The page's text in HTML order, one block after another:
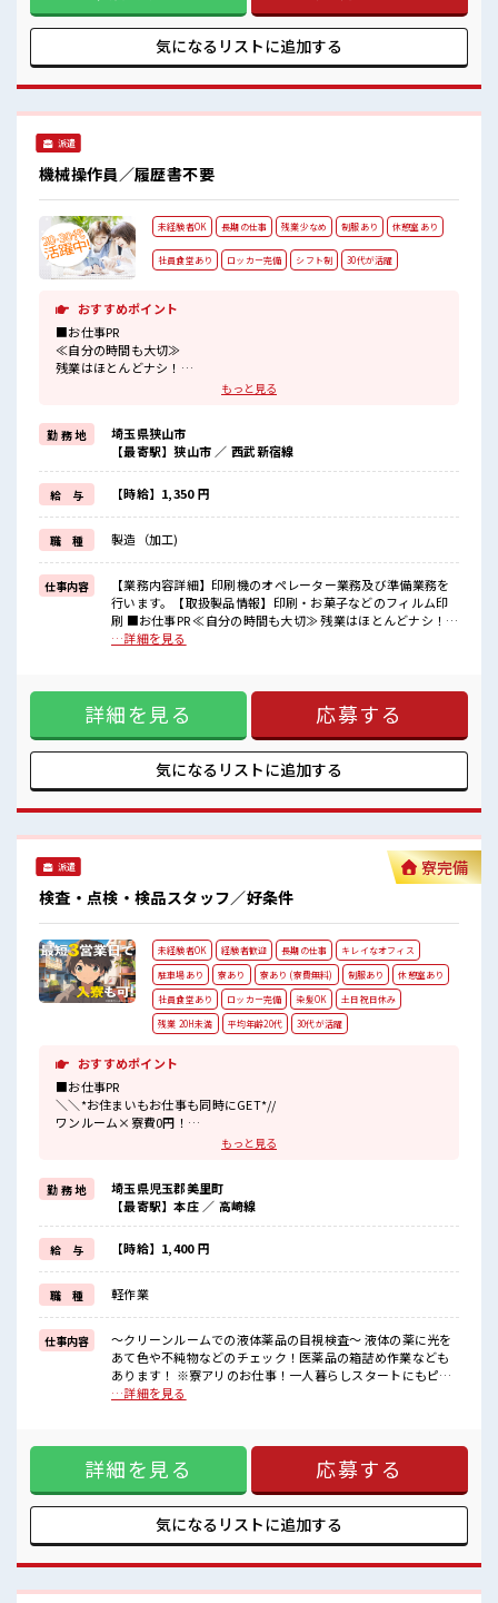
#ryo
実☆ GW・お盆・年末年始の休暇もキチンとあります◎ 《無
期雇用派遣*》 ◎当社と期間制限のない雇用契約を結んだ上で
派遣先で働けます◎ ■職場の雰囲気 《幅広い年代の方が活躍
出し！ 分からないことも聞きやすい環境なので、 未経験の方
も安心してスタートできます！ 休憩室・ロッカー・更衣室完
気になるリストに追加する
派遣
機械操作員／履歴書不要
未経験者OK 長期の仕事 残業少なめ 制服あり 休憩室あり
社員食堂あり ロッカー完備 シフト制 30代が活躍
おすすめポイント
■お仕事PR
≪自分の時間も大切≫
残業はほとんどナシ！
場合によってはお願いすることもあります♪
≪未経験の方も大カンゲイ≫
新しいことにチャレンジするのは不安だけど、
しっかり働く環境が整っています！
イチからスキルUP・ステップUP目指していきましょう！
≪自分に合った期間で働ける≫
福利厚生が整った派遣のお仕事です！
■職場の雰囲気
仕事の合間の息抜きは休憩室で♪
職場にはロッカー完備！
私物の置きすぎには注意が必要ですね★
残業はほとんどなし！
プライベートも謳歌できる☆
もっと見る
勤 務 地
埼玉県狭山市
【最寄駅】狭山市 ／ 西武新宿線
給 与 【時給】1,350 円
職 種 製造（加工)
仕事内容
【業務内容詳細】印刷機のオペレーター業務及び準備業務を
行います。【取扱製品情報】印刷・お菓子などのフィルム印
刷 ■お仕事PR ≪自分の時間も大切≫ 残業はほとんどナシ！
場合によってはお願いすることもあります♪ 制服があると毎
が整っています！ イチからスキルUP・ステップUP目指して
いきましょう！ ≪自分に合った期間で働ける≫ 福利厚生が整
った派遣のお仕事です！ ■職場の雰囲気 仕事の合間の息抜き
は休憩室で♪ 職場にはロッカー完備！ 私物の置きすぎには注
意が必要ですね★ 残業はほとんどなし！ プライベートも謳歌
できる☆
…詳細を見る
詳細を見る 応募する
気になるリストに追加する
派遣
検査・点検・検品スタッフ／好条件
寮完備
未経験者OK 経験者歓迎 長期の仕事
キレイなオフィス
駐車場あり
寮あり 寮あり (寮費無料) 制服あり
休憩室あり
社員食堂あり
ロッカー完備 染髪OK
土日祝日休み
残業 20H未満
平均年齢20代 30代が活躍
おすすめポイント
■お仕事PR
＼＼*お住まいもお仕事も同時にGET*//
ワンルーム×寮費0円！
TV・冷蔵庫・洗濯機・エアコンなどの家電は備え付け♪
赴任時の交通費支給あり！
未経験の方も大カンゲイ★
初めてで不安な方もご安心ください！
キレイな職場なので抵抗なくスタートできちゃいます♪
正社員登用制度もあります◎
イチからスキル・ステップUPしちゃいましょう↑↑
うれしい日勤・土日祝休みのオシゴト！
友達や家族との予定もたてやすいからプライベートも充実♪
■職場の雰囲気
《20代～30代の女性スタッフさん活躍中》
敷地が広くキレイな工場！
キバツ過ぎなければ髪のカラーリングOK♪
#ryo
もっと見る
勤 務 地
埼玉県児玉郡美里町
【最寄駅】本庄 ／ 高崎線
給 与 【時給】1,400 円
職 種 軽作業
仕事内容
～クリーンルームでの液体薬品の目視検査～ 液体の薬に光を
あて色や不純物などのチェック！医薬品の箱詰め作業なども
あります！ ※寮アリのお仕事！一人暮らしスタートにもピッ
タリ♪ ■お仕事PR ＼＼*お住まいもお仕事も同時にGET*// ワ
赴任時の交通費支給あり！ 未経験の方も大カンゲイ★ 初めて
で不安な方もご安心ください！ キレイな職場なので抵抗なく
スタートできちゃいます♪ 正社員登用制度もあります◎ イチ
からスキル・ステップUPしちゃいましょう↑↑ うれしい日
勤・土日祝休みのオシゴト！ 友達や家族との予定もたてやす
いからプライベートも充実♪ ■職場の雰囲気 《20代～30代の
過ぎなければ髪のカラーリングOK♪ 社員食堂/ロッカー/休憩
室/無料駐車場完備！ 本庄駅から無料送迎あり！ #ryo
…詳細を見る
詳細を見る 応募する
気になるリストに追加する